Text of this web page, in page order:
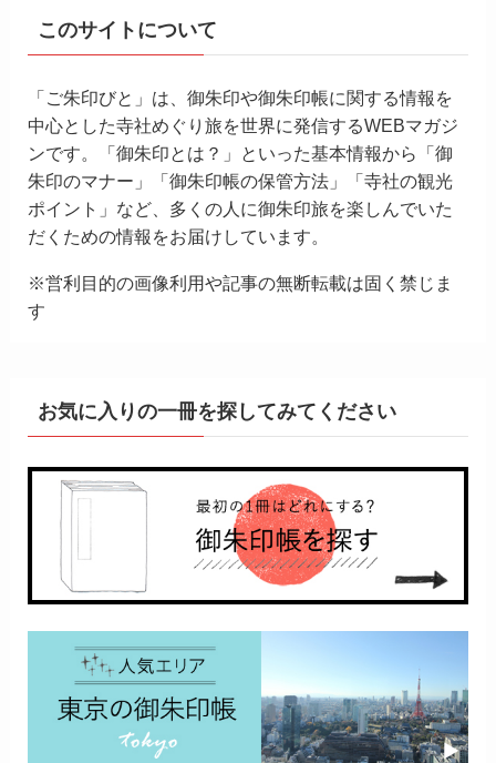
このサイトについて
「ご朱印びと」は、御朱印や御朱印帳に関する情報を
中心とした寺社めぐり旅を世界に発信するWEBマガジ
ンです。「御朱印とは？」といった基本情報から「御
朱印のマナー」「御朱印帳の保管方法」「寺社の観光
ポイント」など、多くの人に御朱印旅を楽しんでいた
だくための情報をお届けしています。
※営利目的の画像利用や記事の無断転載は固く禁じま
す
お気に入りの一冊を探してみてください